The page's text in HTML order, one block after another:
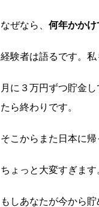
なぜなら、 何年かか
経験者は語るです。
月に３万円ずつ貯金
たら終わりです。
そこからまた日本に帰
ちょっと大変すぎます
もしあなたが今から